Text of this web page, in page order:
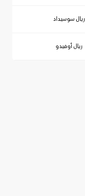
ريال سوسيداد
ريال أوفيدو